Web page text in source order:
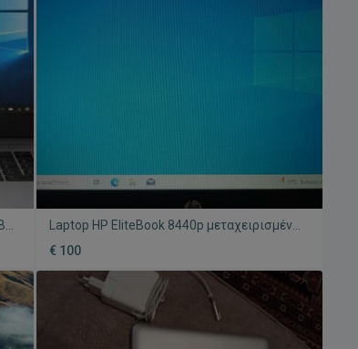
Laptop HP EliteBook 8440p μεταχειρισμένο
€ 100